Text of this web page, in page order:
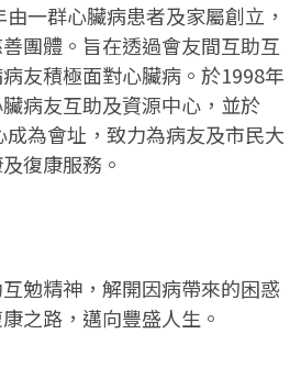
一群心臟病患者及家屬創立，
團體。旨在透過會友間互助互
友積極面對心臟病。於1998年
病友互助及資源中心，並於
為會址，致力為病友及市民大
復康服務。
勉精神，解開因病帶來的困惑
之路，邁向豐盛人生。